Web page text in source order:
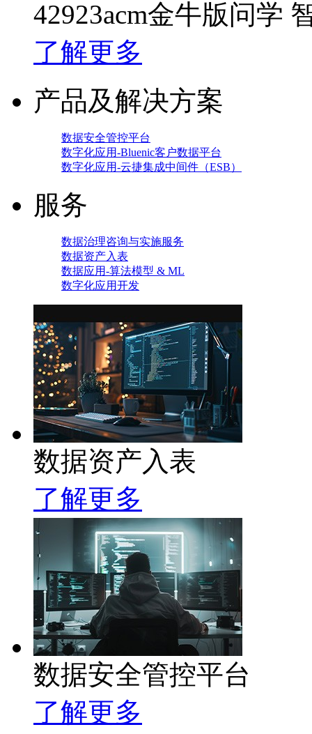
42923acm金牛版问学
了解更多
产品及解决方案
数据安全管控平台
数字化应用-Bluenic客户数据平台
数字化应用-云捷集成中间件（ESB）
服务
数据治理咨询与实施服务
数据资产入表
数据应用-算法模型 & ML
数字化应用开发
数据资产入表
了解更多
数据安全管控平台
了解更多